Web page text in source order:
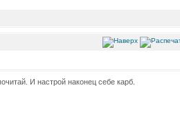
И настрой наконец себе карб.